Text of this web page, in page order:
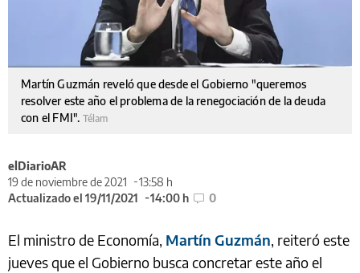
Martín Guzmán reveló que desde el Gobierno "queremos
resolver este año el problema de la renegociación de la deuda
con el FMI". Télam
elDiarioAR
19 de noviembre de 2021
13:58 h
Actualizado el 19/11/2021
14:00 h 0
El ministro de Economía, Martín Guzmán, reiteró este
jueves que el Gobierno busca concretar este año el